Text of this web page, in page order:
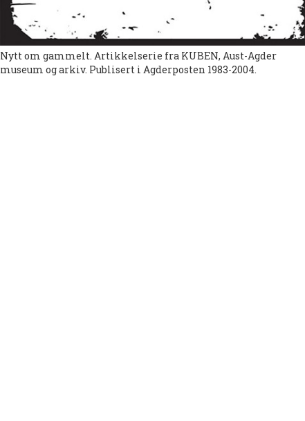
Nytt om gammelt. Artikkelserie fra KUBEN, Aust-Agder
museum og arkiv. Publisert i Agderposten 1983-2004.